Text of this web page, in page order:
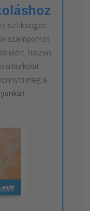
szükséges
szempontot
előtt, hiszen
a burkolat-
meg a